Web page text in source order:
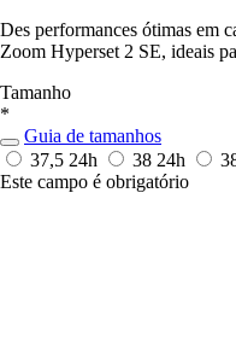
Des performances ótimas em
Zoom Hyperset 2 SE, ideais
Tamanho
*
Guia de tamanhos
37,5 24h 38 24h
Este campo é obrigatório